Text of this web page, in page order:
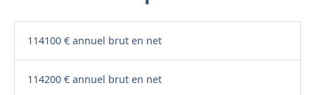
114100 € annuel brut en net
114200 € annuel brut en net